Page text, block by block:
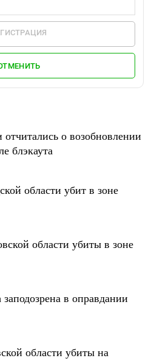
отчитались о возобновлении
блэкаута
области убит в зоне
области убиты в зоне
в оправдании
области убиты на